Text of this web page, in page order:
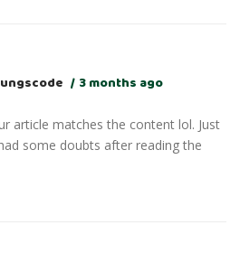
3 months ago
article matches the content lol. Just
some doubts after reading the